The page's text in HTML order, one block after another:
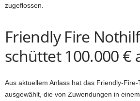
zugeflossen.
Friendly Fire
schüttet 100.000 €
Aus aktuellem Anlass hat das Friendly-
ausgewählt, die von Zuwendungen in